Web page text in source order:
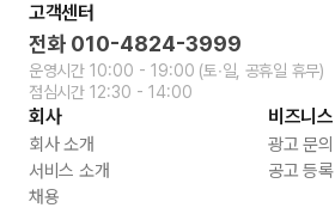
고객센터
전화 010-4824-3999
운영시간 10:00 - 19:00 (토∙일, 공휴일 휴무)
점심시간 12:30 - 14:00
회사
회사 소개
서비스 소개
채용
비즈니스
광고 문의
공고 등록